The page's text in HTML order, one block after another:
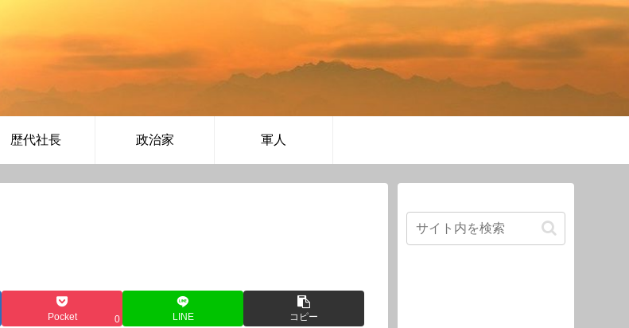
歴代社長 政治家 軍人
Pocket 0 LINE コピー